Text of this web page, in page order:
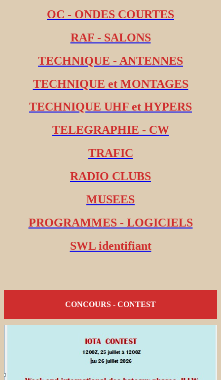
OC - ONDES COURTES
RAF - SALONS
TECHNIQUE - ANTENNES
TECHNIQUE et MONTAGES
TECHNIQUE UHF et HYPERS
TELEGRAPHIE - CW
TRAFIC
RADIO CLUBS
MUSEES
PROGRAMMES - LOGICIELS
SWL identifiant
CONCOURS - CONTEST